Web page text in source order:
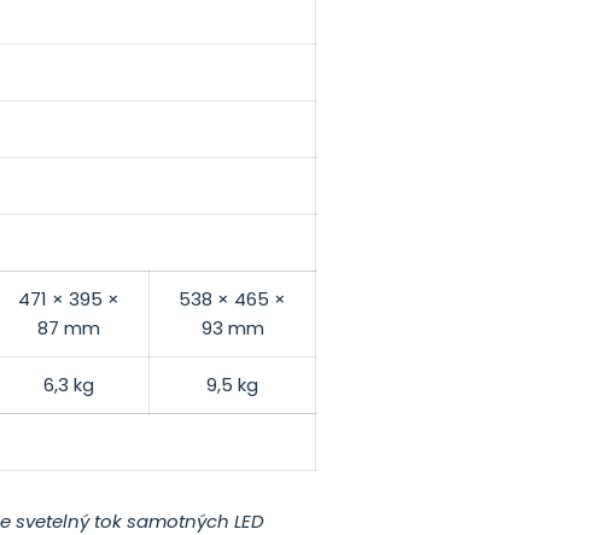
471 × 395 ×
87 mm
538 × 465 ×
93 mm
6,3 kg 9,5 kg
tok samotných LED